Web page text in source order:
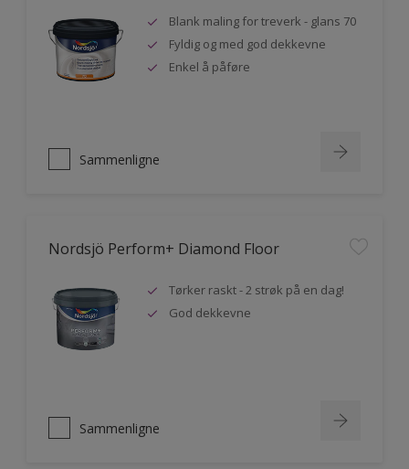
Blank maling for treverk - glans 70
Fyldig og med god dekkevne
Enkel å påføre
Sammenligne
Nordsjö Perform+ Diamond Floor
Tørker raskt - 2 strøk på en dag!
God dekkevne
Sammenligne